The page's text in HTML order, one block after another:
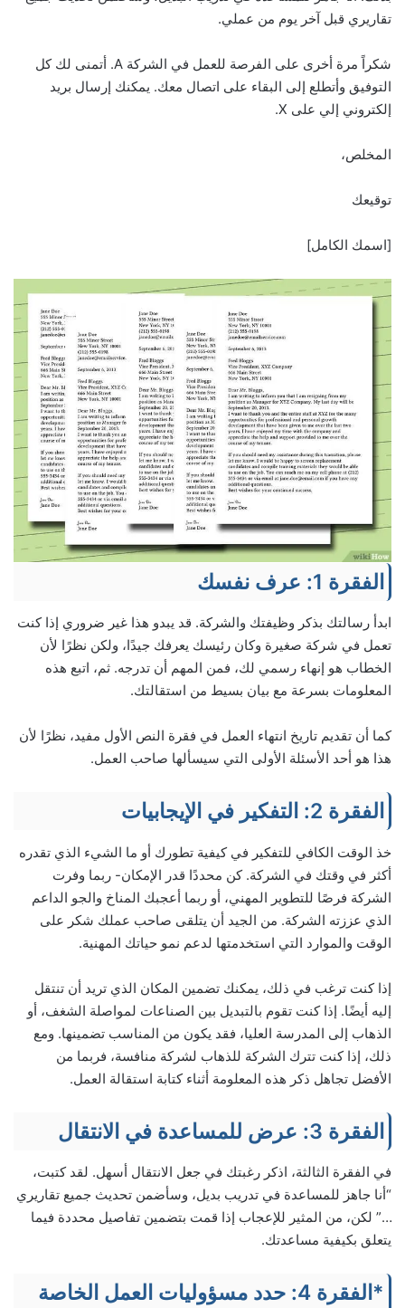
تقاريري قبل آخر يوم من عملي.
شكراً مرة أخرى على الفرصة للعمل في الشركة A. أتمنى لك كل
التوفيق وأتطلع إلى البقاء على اتصال معك. يمكنك إرسال بريد
إلكتروني إلي على X.
المخلص،
توقيعك
[اسمك الكامل]
الفقرة 1: عرف نفسك
ابدأ رسالتك بذكر وظيفتك والشركة. قد يبدو هذا غير ضروري إذا كنت
تعمل في شركة صغيرة وكان رئيسك يعرفك جيدًا، ولكن نظرًا لأن
الخطاب هو إنهاء رسمي لك، فمن المهم أن تدرجه. ثم، اتبع هذه
المعلومات بسرعة مع بيان بسيط من استقالتك.
كما أن تقديم تاريخ انتهاء العمل في فقرة النص الأول مفيد، نظرًا لأن
هذا هو أحد الأسئلة الأولى التي سيسألها صاحب العمل.
الفقرة 2: التفكير في الإيجابيات
خذ الوقت الكافي للتفكير في كيفية تطورك أو ما الشيء الذي تقدره
أكثر في وقتك في الشركة. كن محددًا قدر الإمكان- ربما وفرت
الشركة فرصًا للتطوير المهني، أو ربما أعجبك المناخ والجو الداعم
الذي عززته الشركة. من الجيد أن يتلقى صاحب عملك شكر على
الوقت والموارد التي استخدمتها لدعم نمو حياتك المهنية.
إذا كنت ترغب في ذلك، يمكنك تضمين المكان الذي تريد أن تنتقل
إليه أيضًا. إذا كنت تقوم بالتبديل بين الصناعات لمواصلة الشغف، أو
الذهاب إلى المدرسة العليا، فقد يكون من المناسب تضمينها. ومع
ذلك، إذا كنت تترك الشركة للذهاب لشركة منافسة، فربما من
الأفضل تجاهل ذكر هذه المعلومة أثناء كتابة استقالة العمل.
الفقرة 3: عرض للمساعدة في الانتقال
في الفقرة الثالثة، اذكر رغبتك في جعل الانتقال أسهل. لقد كتبت،
“أنا جاهز للمساعدة في تدريب بديل، وسأضمن تحديث جميع تقاريري
…” لكن، من المثير للإعجاب إذا قمت بتضمين تفاصيل محددة فيما
يتعلق بكيفية مساعدتك.
*الفقرة 4: حدد مسؤوليات العمل الخاصة